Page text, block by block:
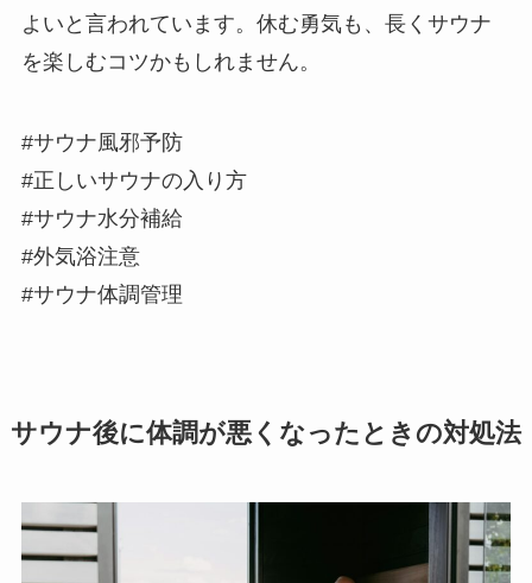
よいと言われています。休む勇気も、長くサウナ
を楽しむコツかもしれません。
#サウナ風邪予防
#正しいサウナの入り方
#サウナ水分補給
#外気浴注意
#サウナ体調管理
サウナ後に体調が悪くなったときの対処法